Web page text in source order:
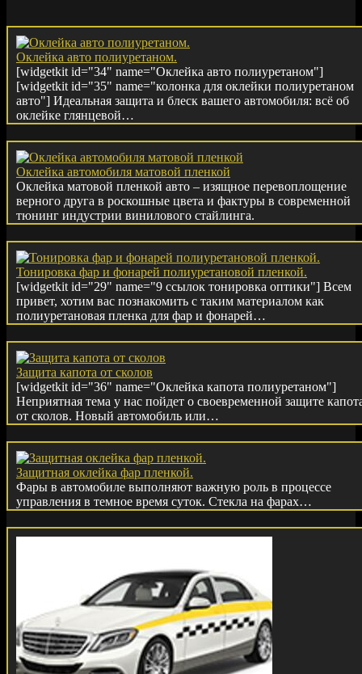
Оклейка авто полиуретаном.
[widgetkit id="34" name="Оклейка авто полиуретаном"]
[widgetkit id="35" name="колонка для оклейки полиуретаном
авто"] Идеальная защита и блеск вашего автомобиля: всё об
оклейке глянцевой…
Оклейка автомобиля матовой пленкой
Оклейка матовой пленкой авто – изящное перевоплощение
верного друга в роскошные цвета и фактуры в современной
тюнинг индустрии винилового стайлинга.
Тонировка фар и фонарей полиуретановой пленкой.
[widgetkit id="29" name="9 ссылок тонировка оптики"] Всем
привет, хотим вас познакомить с таким материалом как
полиуретановая пленка для фар и фонарей…
Защита капота от сколов
[widgetkit id="36" name="Оклейка капота полиуретаном"]
Неприятная тема у нас пойдет о своевременной защите
от сколов. Новый автомобиль или…
Защитная оклейка фар пленкой.
Фары в автомобиле выполняют важную роль в процессе
управления в темное время суток. Стекла на фарах…